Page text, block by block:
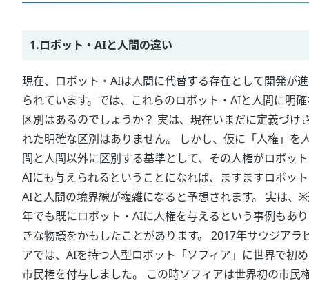
1.ロボット・AIと人間の違い
現在、ロボット・AIは人間に代替する存在として開発が
られています。では、これらのロボット・AIと人間に明
区別はあるのでしょうか？ 実は、現在いまだに定義づけ
れた明確な区別はありません。 しかし、仮に「人権」を
間と人間以外に区別する基準として、その人権がロボッ
AIにも与えられるということになれば、ますますロボッ
AIと人間の境界線が複雑になると予想されます。 実は、
年でも既にロボット・AIに人権を与えるという事例もあ
きな物議をかもしたことがあります。 2017年サウジアラ
アでは、AIを持つ人型ロボット「ソフィア」に世界で初
市民権を付与しました。 この時ソフィアは世界初の市民